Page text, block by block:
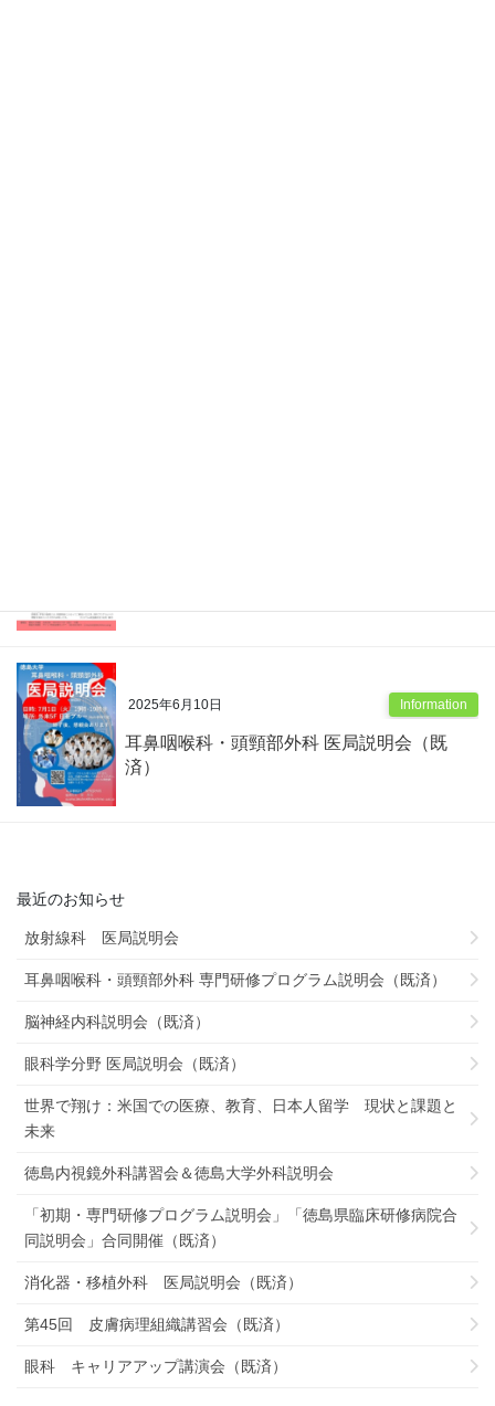
2025年6月10日 Information
耳鼻咽喉科・頭頸部外科 医局説明会（既
済）
最近のお知らせ
放射線科 医局説明会
耳鼻咽喉科・頭頸部外科 専門研修プログラム説明会（既済）
脳神経内科説明会（既済）
眼科学分野 医局説明会（既済）
世界で翔け：米国での医療、教育、日本人留学 現状と課題と
未来
徳島内視鏡外科講習会＆徳島大学外科説明会
「初期・専門研修プログラム説明会」「徳島県臨床研修病院合
同説明会」合同開催（既済）
消化器・移植外科 医局説明会（既済）
第45回 皮膚病理組織講習会（既済）
眼科 キャリアアップ講演会（既済）